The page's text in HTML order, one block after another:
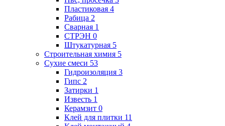
Пластиковая 4
Рабица 2
Сварная 1
СТРЭН 0
Штукатурная 5
Строительная химия 5
Сухие смеси 53
Гидроизоляция 3
Гипс 2
Затирки 1
Известь 1
Керамзит 0
Клей для плитки 11